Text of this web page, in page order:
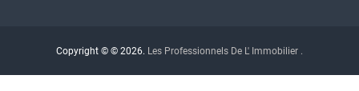
Copyright © © 2026. Les Professionnels De L' Immobilier .